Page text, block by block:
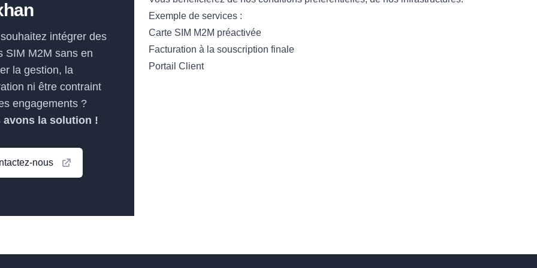
intégrer des
SIM M2M sans en
la gestion, la
ni être contraint
engagements ?
avons la solution !
nous
Exemple de services :
Carte SIM M2M préactivée
Facturation à la souscription finale
Portail Client